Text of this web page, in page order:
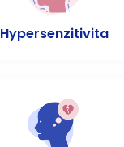
Hypersenzitivita